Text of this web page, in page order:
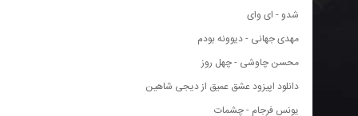
شدو - ای وای
مهدی جهانی - دیوونه بودم
محسن چاوشی - چهل روز
دانلود اپیزود عشق عمیق از دیجی شاهین
یونس فرجام - چشمات